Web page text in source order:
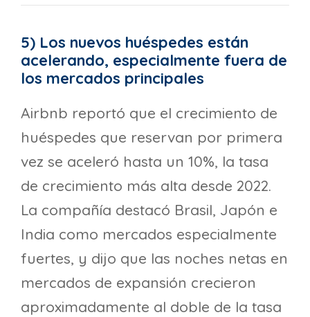
5) Los nuevos huéspedes están
acelerando, especialmente fuera de
los mercados principales
Airbnb reportó que el crecimiento de
huéspedes que reservan por primera
vez se aceleró hasta un 10%, la tasa
de crecimiento más alta desde 2022.
La compañía destacó Brasil, Japón e
India como mercados especialmente
fuertes, y dijo que las noches netas en
mercados de expansión crecieron
aproximadamente al doble de la tasa